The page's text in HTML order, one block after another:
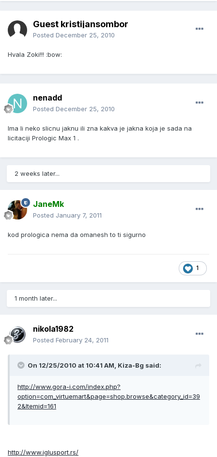
Guest kristijansombor
Posted December 25, 2010
Hvala Zoki!!! :bow:
nenadd
Posted December 25, 2010
Ima li neko slicnu jaknu ili zna kakva je jakna koja je sada na
licitaciji Prologic Max 1 .
2 weeks later...
JaneMk
Posted January 7, 2011
kod prologica nema da omanesh to ti sigurno
1
1 month later...
nikola1982
Posted February 24, 2011
On 12/25/2010 at 10:41 AM, Kiza-Bg said:
http://www.gora-i.com/index.php?
option=com_virtuemart&page=shop.browse&category_id=39
2&Itemid=161
http://www.iglusport.rs/